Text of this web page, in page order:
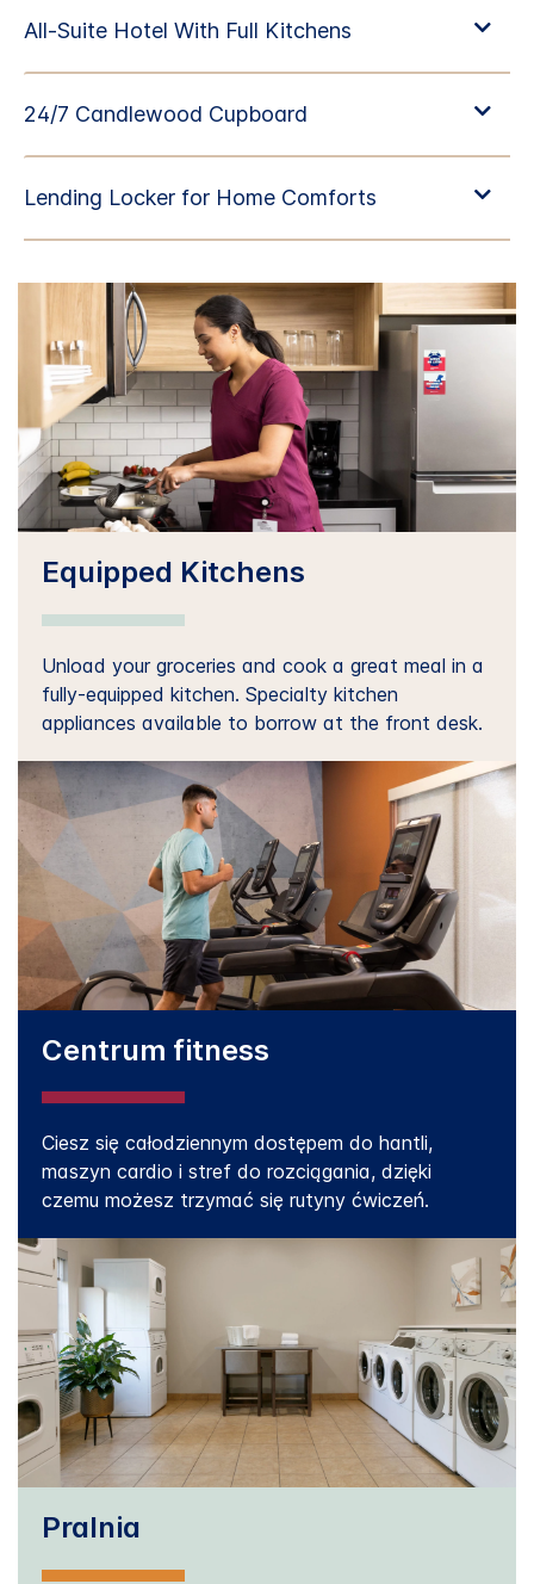
Equipped Kitchens
Unload your groceries and cook a great meal in a
fully-equipped kitchen. Specialty kitchen
appliances available to borrow at the front desk.
Centrum fitness
Ciesz się całodziennym dostępem do hantli,
maszyn cardio i stref do rozciągania, dzięki
czemu możesz trzymać się rutyny ćwiczeń.
Pralnia